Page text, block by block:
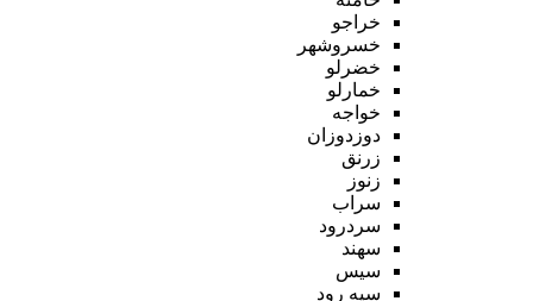
خراجو
خسروشهر
خضرلو
خمارلو
خواجه
دوزدوزان
زرنق
زنوز
سراب
سردرود
سهند
سیس
سیه رود